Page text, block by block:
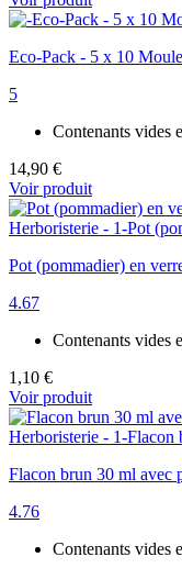
Eco-Pack - 5 x 10
5
Contenants vides
14,90 €
Voir produit
Pot (pommadier) en
4.67
Contenants vides
1,10 €
Voir produit
Flacon brun 30 ml avec
4.76
Contenants vides